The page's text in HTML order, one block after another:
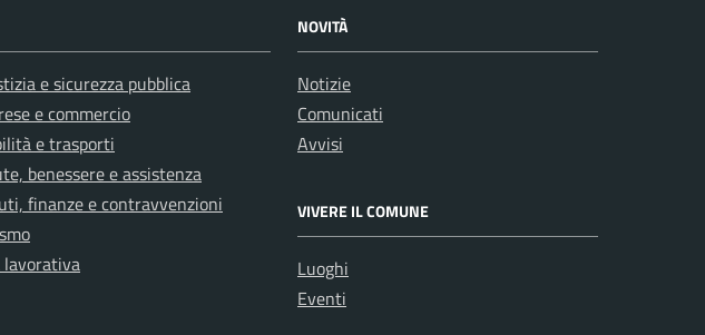
e sicurezza pubblica
e commercio
e trasporti
benessere e assistenza
finanze e contravvenzioni
NOVITÀ
Notizie
Comunicati
Avvisi
VIVERE IL COMUNE
Luoghi
Eventi